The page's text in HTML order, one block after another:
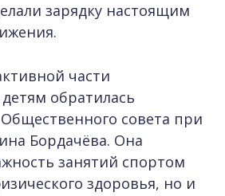
зарядку настоящим
части
обратилась
совета при
Бордачёва. Она
занятий спортом
здоровья, но и